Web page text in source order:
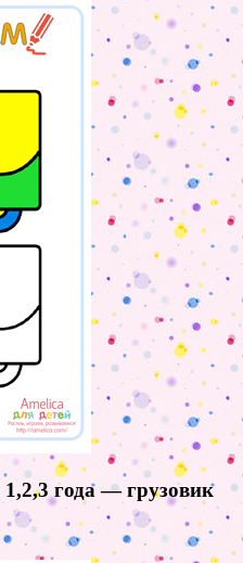
года — грузовик